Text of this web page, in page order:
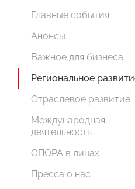
Главные события
Анонсы
Важное для бизнеса
Региональное
Отраслевое развитие
Международная
деятельность
ОПОРА в лицах
Пресса о нас